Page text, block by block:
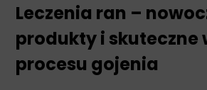
Leczenia ran –
produkty i skuteczne
procesu gojenia